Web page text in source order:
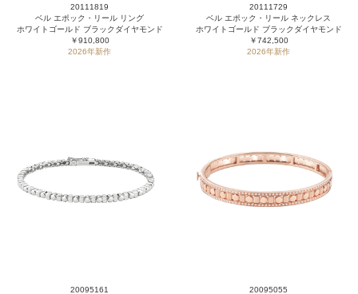
20111819
ベル エポック・リール リング
ホワイトゴールド ブラックダイヤモンド
￥910,800
2026年新作
20111729
ベル エポック・リール ネックレス
ホワイトゴールド ブラックダイヤモンド
￥742,500
2026年新作
20095161 20095055